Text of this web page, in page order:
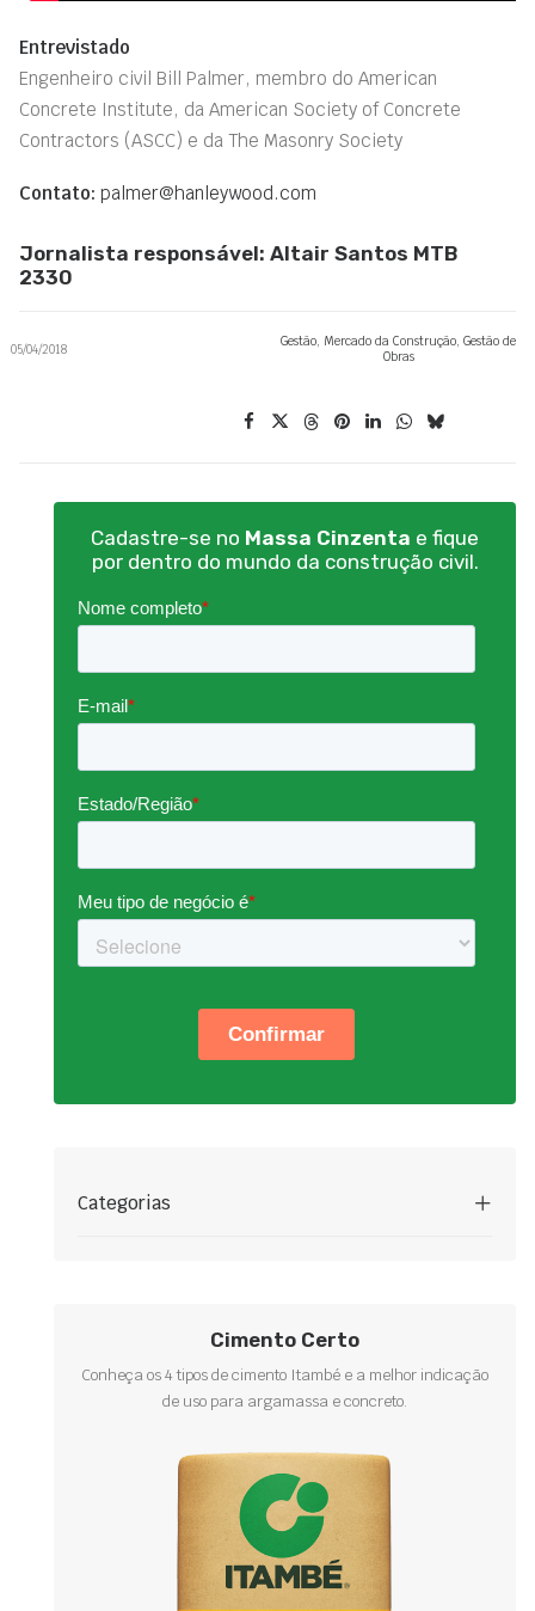
Entrevistado
Engenheiro civil Bill Palmer, membro do American
Concrete Institute, da American Society of Concrete
Contractors (ASCC) e da The Masonry Society
Contato: palmer@hanleywood.com
Jornalista responsável: Altair Santos MTB
2330
05/04/2018 Gestão, Mercado da Construção, Gestão de
Obras
Cadastre-se no Massa Cinzenta e fique
por dentro do mundo da construção civil.
Categorias
Cimento Certo
Conheça os 4 tipos de cimento Itambé e a melhor indicação
de uso para argamassa e concreto.